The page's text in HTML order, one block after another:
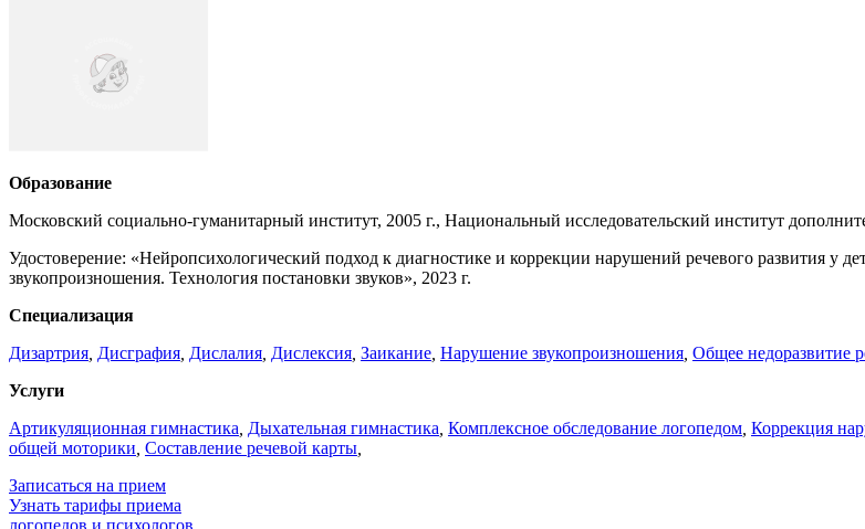
Образование
Московский социально-гуманитарный институт, 2005 г., Национальный исследовательский институт
Удостоверение: «Нейропсихологический подход к диагностике и коррекции нарушений речевого развития у
звукопроизношения. Технология постановки звуков», 2023 г.
Специализация
Дизартрия Дисграфия Дислалия Дислексия Заикание Нарушение звукопроизношения Общее недоразвитие
Услуги
Артикуляционная гимнастика Дыхательная гимнастика Комплексное обследование логопедом Коррекция
общей моторики Составление речевой карты
Записаться на прием
Узнать тарифы приема
логопедов и психологов